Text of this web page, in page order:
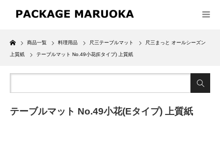
Home
商品一覧 料理用品 尺三テーブルマット 尺三まっと オールシーズン
上質紙 テーブルマット No.49小花(Eタイプ) 上質紙
テーブルマット No.49小花(Eタイプ) 上質紙